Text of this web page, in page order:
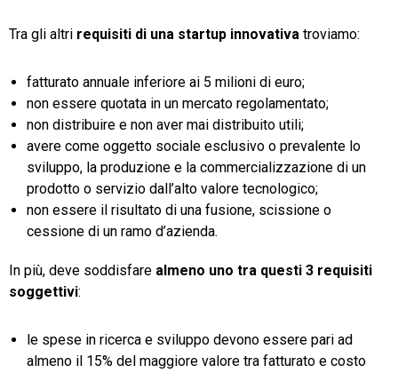
Tra gli altri requisiti di una startup innovativa troviamo:
fatturato annuale inferiore ai 5 milioni di euro;
non essere quotata in un mercato regolamentato;
non distribuire e non aver mai distribuito utili;
avere come oggetto sociale esclusivo o prevalente lo
sviluppo, la produzione e la commercializzazione di un
prodotto o servizio dall’alto valore tecnologico;
non essere il risultato di una fusione, scissione o
cessione di un ramo d’azienda.
In più, deve soddisfare almeno uno tra questi 3 requisiti
soggettivi:
le spese in ricerca e sviluppo devono essere pari ad
almeno il 15% del maggiore valore tra fatturato e costo